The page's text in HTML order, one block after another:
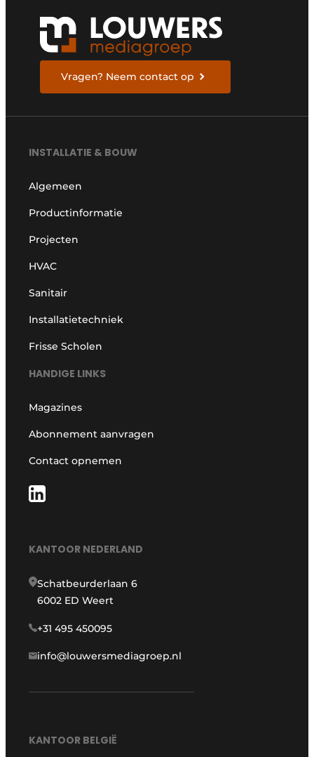
Vragen? Neem contact op
INSTALLATIE & BOUW
Algemeen
Productinformatie
Projecten
HVAC
Sanitair
Installatietechniek
Frisse Scholen
HANDIGE LINKS
Magazines
Abonnement aanvragen
Contact opnemen
KANTOOR NEDERLAND
Schatbeurderlaan 6
6002 ED Weert
+31 495 450095
info@louwersmediagroep.nl
KANTOOR BELGIË